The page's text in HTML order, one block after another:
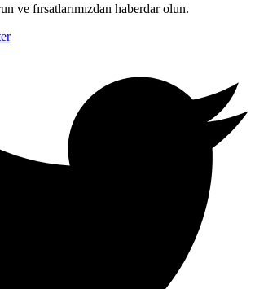
ve fırsatlarımızdan haberdar olun.